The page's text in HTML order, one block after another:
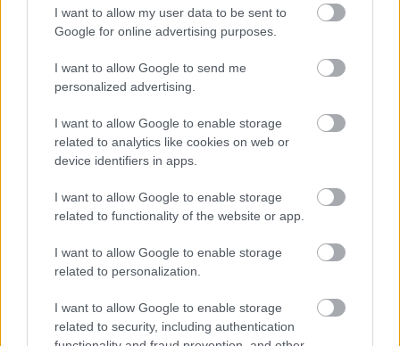
I want to allow my user data to be sent to
Google for online advertising purposes.
I want to allow Google to send me
personalized advertising.
I want to allow Google to enable storage
related to analytics like cookies on web or
device identifiers in apps.
I want to allow Google to enable storage
related to functionality of the website or app.
I want to allow Google to enable storage
related to personalization.
I want to allow Google to enable storage
related to security, including authentication
Τα dance